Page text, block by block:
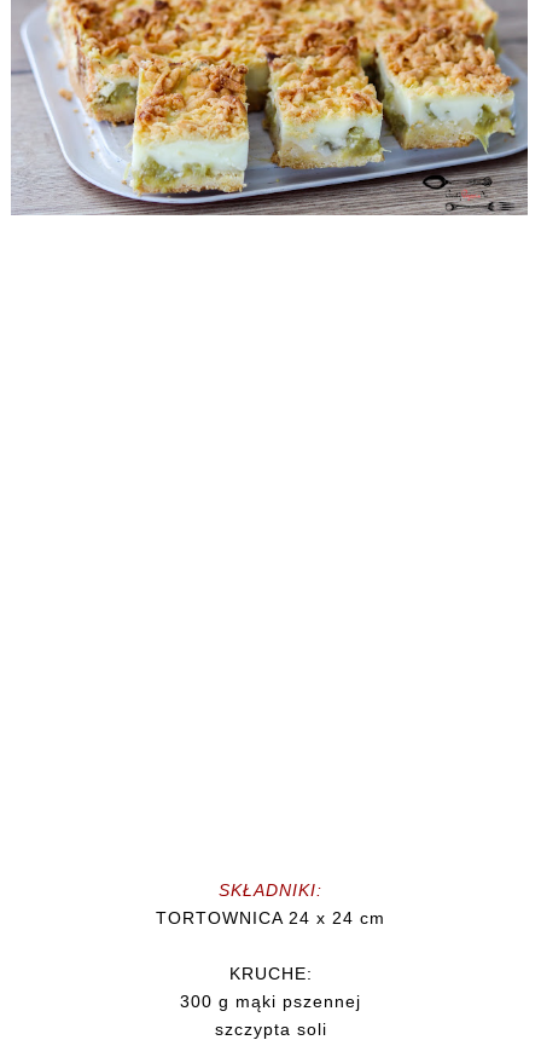
SKŁADNIKI:
TORTOWNICA 24 x 24 cm
KRUCHE:
300 g mąki pszennej
szczypta soli